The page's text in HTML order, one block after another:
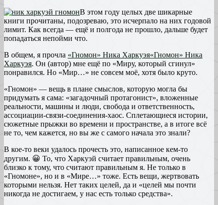
В этом году целых две шикарные
книги прочитаны, подозреваю, это исчерпало на них годовой
лимит. Как всегда — ещё и полгода не прошло, дальше будет
попадаться непойми что.
В общем, я прочла «Гномон» Ника Харкуэя«Гномон» Ника
Харкуэя. Он (автор) мне ещё по «Миру, который сгинул»
понравился. Но «Мир…» не совсем моё, хотя было круто.
«Гномон» — вещь в плане смыслов, которую могла бы
придумать я сама: «загадочный протагонист», вложенные
реальности, машины и люди, свобода и ответственность,
ассоциации-связи-соединения-хаос. Сплетающиеся истории,
сюжетные прыжки во времени и пространстве, а в итоге всё
не то, чем кажется, но вы же с самого начала это знали?
В кое-то веки удалось прочесть это, написанное кем-то
другим. 😀 То, что Харкуэй считает правильным, очень
близко к тому, что считают правильным я. Не только в
«Гномоне», но и в «Мире…» тоже. Есть вещи, жертвовать
которыми нельзя. Нет таких целей, да и «целей мы почти
никогда не достигаем, у нас есть только средства».